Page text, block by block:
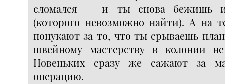
сломался — и ты снова бежишь
(которого невозможно найти). А на
понукают за то, что ты срываешь
швейному мастерству в колонии не
Новеньких сразу же сажают за
операцию.